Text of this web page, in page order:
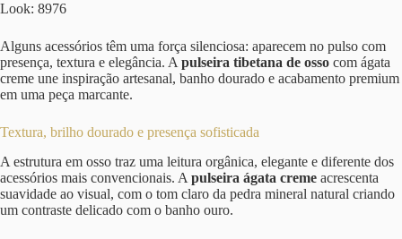
Look: 8976
Alguns acessórios têm uma força silenciosa: aparecem no pulso com
presença, textura e elegância. A pulseira tibetana de osso com ágata
creme une inspiração artesanal, banho dourado e acabamento premium
em uma peça marcante.
Textura, brilho dourado e presença sofisticada
A estrutura em osso traz uma leitura orgânica, elegante e diferente dos
acessórios mais convencionais. A pulseira ágata creme acrescenta
suavidade ao visual, com o tom claro da pedra mineral natural criando
um contraste delicado com o banho ouro.